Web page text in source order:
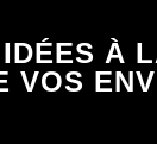
À
VOS